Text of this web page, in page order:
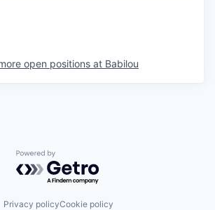
open positions at Babilou
Powered by Getro.com
Privacy policyCookie policy